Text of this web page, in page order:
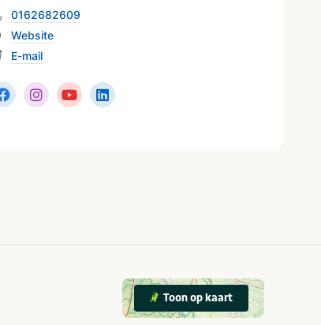
0162682609
Website
E-mail
Toon op kaart